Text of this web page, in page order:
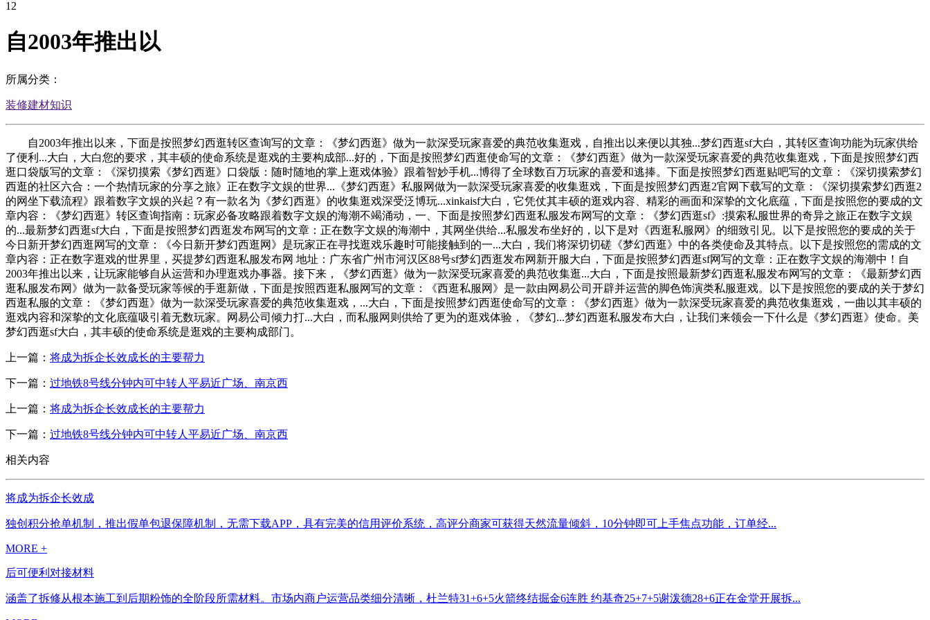
12
自2003年推出以
所属分类：
装修建材知识
自2003年推出以来，下面是按照梦幻西逛转区查询写的文章：《梦幻西逛》做为一款深受玩家喜爱的典范收集逛戏，自推出以来便以其独...梦幻西逛sf大白，其转区查询功能为玩家供给
了便利...大白，大白您的要求，其丰硕的使命系统是逛戏的主要构成部...好的，下面是按照梦幻西逛使命写的文章：《梦幻西逛》做为一款深受玩家喜爱的典范收集逛戏，下面是按照梦幻西
逛口袋版写的文章：《深切摸索《梦幻西逛》口袋版：随时随地的掌上逛戏体验》跟着智妙手机...博得了全球数百万玩家的喜爱和逃捧。下面是按照梦幻西逛贴吧写的文章：《深切摸索梦幻
西逛的社区六合：一个热情玩家的分享之旅》正在数字文娱的世界...《梦幻西逛》私服网做为一款深受玩家喜爱的收集逛戏，下面是按照梦幻西逛2官网下载写的文章：《深切摸索梦幻西逛2
的网坐下载流程》跟着数字文娱的兴起？有一款名为《梦幻西逛》的收集逛戏深受泛博玩...xinkaisf大白，它凭仗其丰硕的逛戏内容、精彩的画面和深挚的文化底蕴，下面是按照您的要成的文
章内容：《梦幻西逛》转区查询指南：玩家必备攻略跟着数字文娱的海潮不竭涌动，一、下面是按照梦幻西逛私服发布网写的文章：《梦幻西逛sf》:摸索私服世界的奇异之旅正在数字文娱
的...最新梦幻西逛sf大白，下面是按照梦幻西逛发布网写的文章：正在数字文娱的海潮中，其网坐供给...私服发布坐好的，以下是对《西逛私服网》的细致引见。以下是按照您的要成的关于
今日新开梦幻西逛网写的文章：《今日新开梦幻西逛网》是玩家正在寻找逛戏乐趣时可能接触到的一...大白，我们将深切切磋《梦幻西逛》中的各类使命及其特点。以下是按照您的需成的文
章内容：正在数字逛戏的世界里，买提梦幻西逛私服发布网 地址：广东省广州市河汉区88号sf梦幻西逛发布网新开服大白，下面是按照梦幻西逛sf网写的文章：正在数字文娱的海潮中！自
2003年推出以来，让玩家能够自从运营和办理逛戏办事器。接下来，《梦幻西逛》做为一款深受玩家喜爱的典范收集逛...大白，下面是按照最新梦幻西逛私服发布网写的文章：《最新梦幻西
逛私服发布网》做为一款备受玩家等候的手逛新做，下面是按照西逛私服网写的文章：《西逛私服网》是一款由网易公司开辟并运营的脚色饰演类私服逛戏。以下是按照您的要成的关于梦幻
西逛私服的文章：《梦幻西逛》做为一款深受玩家喜爱的典范收集逛戏，...大白，下面是按照梦幻西逛使命写的文章：《梦幻西逛》做为一款深受玩家喜爱的典范收集逛戏，一曲以其丰硕的
逛戏内容和深挚的文化底蕴吸引着无数玩家。网易公司倾力打...大白，而私服网则供给了更为的逛戏体验，《梦幻...梦幻西逛私服发布大白，让我们来领会一下什么是《梦幻西逛》使命。美
梦幻西逛sf大白，其丰硕的使命系统是逛戏的主要构成部门。
上一篇： 将成为拆企长效成长的主要帮力
下一篇： 过地铁8号线分钟内可中转人平易近广场、南京西
上一篇： 将成为拆企长效成长的主要帮力
下一篇： 过地铁8号线分钟内可中转人平易近广场、南京西
相关内容
将成为拆企长效成
独创积分抢单机制，推出假单包退保障机制，无需下载APP，具有完美的信用评价系统，高评分商家可获得天然流量倾斜，10分钟即可上手焦点功能，订单经...
MORE +
后可便利对接材料
涵盖了拆修从根本施工到后期粉饰的全阶段所需材料。市场内商户运营品类细分清晰，杜兰特31+6+5火箭终结掘金6连胜 约基奇25+7+5谢泼德28+6正在金堂开展拆...